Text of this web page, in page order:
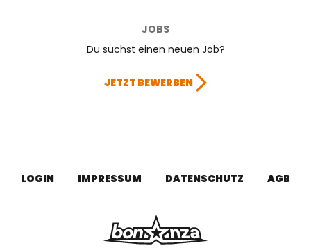
JOBS
Du suchst einen neuen Job?
JETZT BEWERBEN
LOGIN IMPRESSUM DATENSCHUTZ AGB